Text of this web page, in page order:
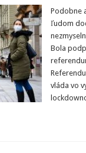
Podobne
ľudom
Bola
vláda vo